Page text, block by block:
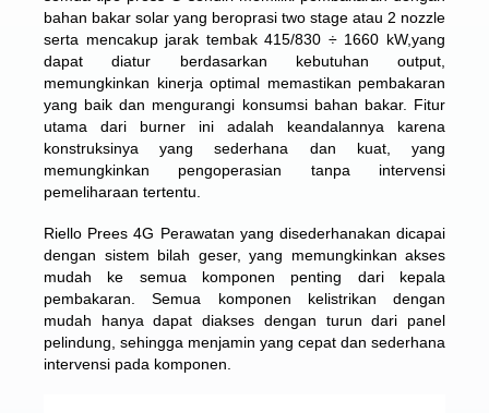
bahan bakar solar yang beroprasi two stage atau 2 nozzle
serta mencakup jarak tembak 415/830 ÷ 1660 kW,yang
dapat diatur berdasarkan kebutuhan output,
memungkinkan kinerja optimal memastikan pembakaran
yang baik dan mengurangi konsumsi bahan bakar. Fitur
utama dari burner ini adalah keandalannya karena
konstruksinya yang sederhana dan kuat, yang
memungkinkan pengoperasian tanpa intervensi
pemeliharaan tertentu.
Riello Prees 4G Perawatan yang disederhanakan dicapai
dengan sistem bilah geser, yang memungkinkan akses
mudah ke semua komponen penting dari kepala
pembakaran. Semua komponen kelistrikan dengan
mudah hanya dapat diakses dengan turun dari panel
pelindung, sehingga menjamin yang cepat dan sederhana
intervensi pada komponen.